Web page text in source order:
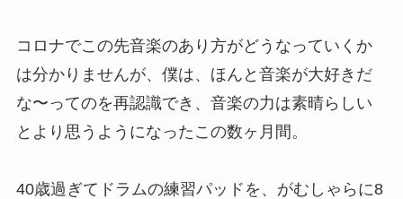
コロナでこの先音楽のあり方がどうなっていくか
は分かりませんが、僕は、ほんと音楽が大好きだ
な〜ってのを再認識でき、音楽の力は素晴らしい
とより思うようになったこの数ヶ月間。
40歳過ぎてドラムの練習パッドを、がむしゃらに8